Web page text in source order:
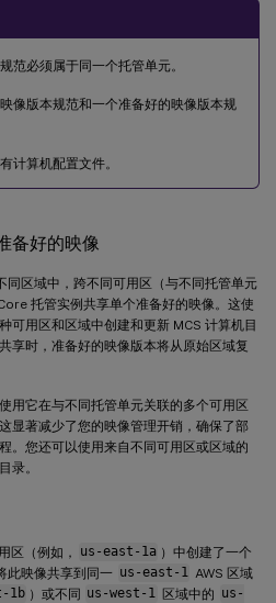
范必须属于同一个托管单元。
像版本规范和一个准备好的映像版本规
计算机配置文件。
备好的映像
同区域中，跨不同可用区（与不同托管单元
托管实例共享单个准备好的映像。这使
可用区和区域中创建和更新 MCS 计算机目
享时，准备好的映像版本将从原始区域复
用它在与不同托管单元关联的多个可用区
显著减少了您的映像管理开销，确保了部
。您还可以使用来自不同可用区或区域的
录。
区（例如， us-east-1a ）中创建了一个
此映像共享到同一 us-east-1 AWS 区域
1b ）或不同 us-west-1 区域中的 us-